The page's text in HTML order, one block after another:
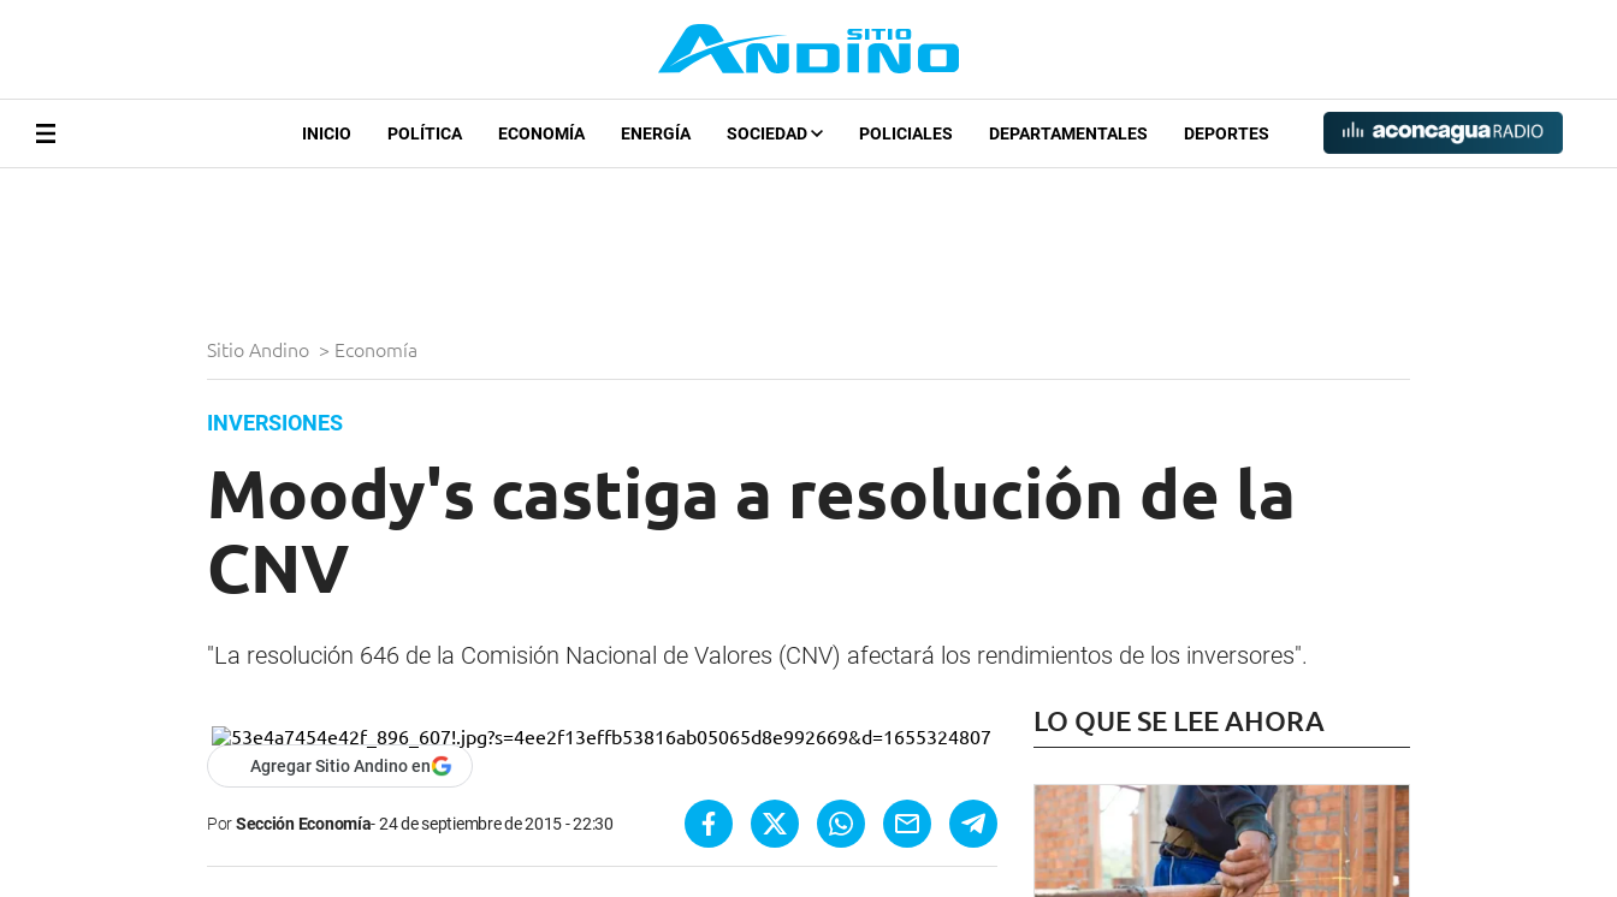
INICIO POLÍTICA ECONOMÍA ENERGÍA SOCIEDAD POLICIALES DEPARTAMENTALES DEPORTES
Sitio Andino > Economía
INVERSIONES
Moody's castiga a resolución de la
CNV
"La resolución 646 de la Comisión Nacional de Valores (CNV) afectará los rendimientos de los inversores".
Agregar Sitio Andino en
PorSección Economía 24 de septiembre de 2015 - 22:30
LO QUE SE LEE AHORA